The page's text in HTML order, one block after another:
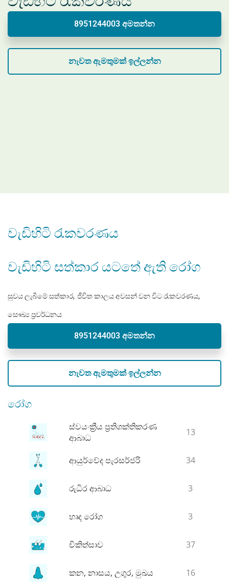
8951244003 අමතන්න
නැවත ඇමතුමක් ඉල්ලන්න
රෝග
ස්වයංක්‍රීය ප්‍රතිශක්තිකරණ
ආබාධ
13
ආයුර්වේද පැරසර්ජරි 34
රුධිර ආබාධ 3
හෘද රෝග 3
චිකිත්සාව 37
කන, නාසය, උගුර, මුඛය 16
වැඩිහිටි රැකවරණය
වැඩිහිටි සත්කාර යටතේ ඇති රෝග
සුවය ලැබීමේ සත්කාර ජීවිත කාලය අවසන් වන විට රැකවරණය
සෞඛ්‍ය ප්‍රවර්ධනය
8951244003 අමතන්න
නැවත ඇමතුමක් ඉල්ලන්න